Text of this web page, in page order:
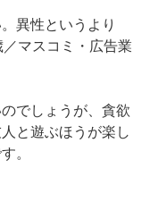
異性というより
マスコミ・広告業
でしょうが、貪欲
と遊ぶほうが楽し
。